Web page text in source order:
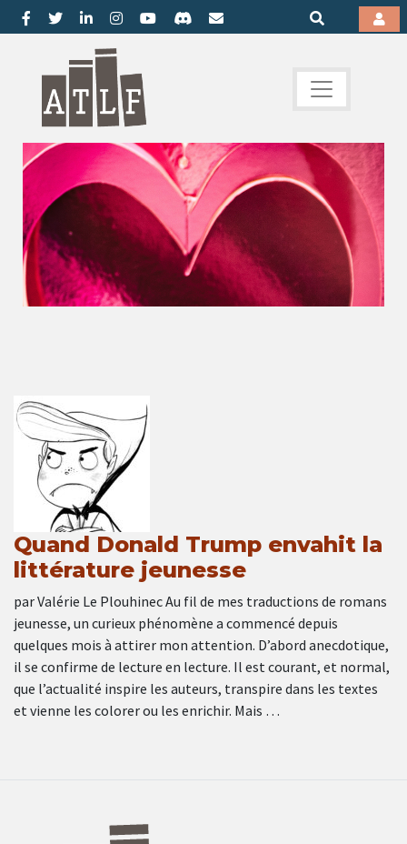
Quand Donald Trump envahit la
littérature jeunesse
par Valérie Le Plouhinec Au fil de mes traductions de romans
jeunesse, un curieux phénomène a commencé depuis
quelques mois à attirer mon attention. D’abord anecdotique,
il se confirme de lecture en lecture. Il est courant, et normal,
que l’actualité inspire les auteurs, transpire dans les textes
et vienne les colorer ou les enrichir. Mais …